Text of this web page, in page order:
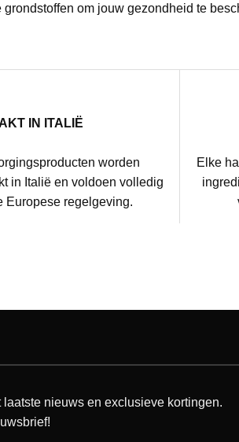
grondstoffen om jouw gezondheid te
IN ITALIË
worden
in Italië en voldoen volledig
Europese regelgeving.
Elke
nieuws en exclusieve kortingen.